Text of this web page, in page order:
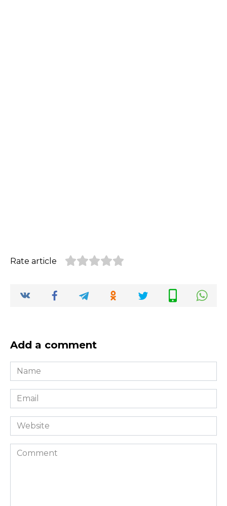
Rate article
Add a comment
Name
*
Email
*
Website
Comment